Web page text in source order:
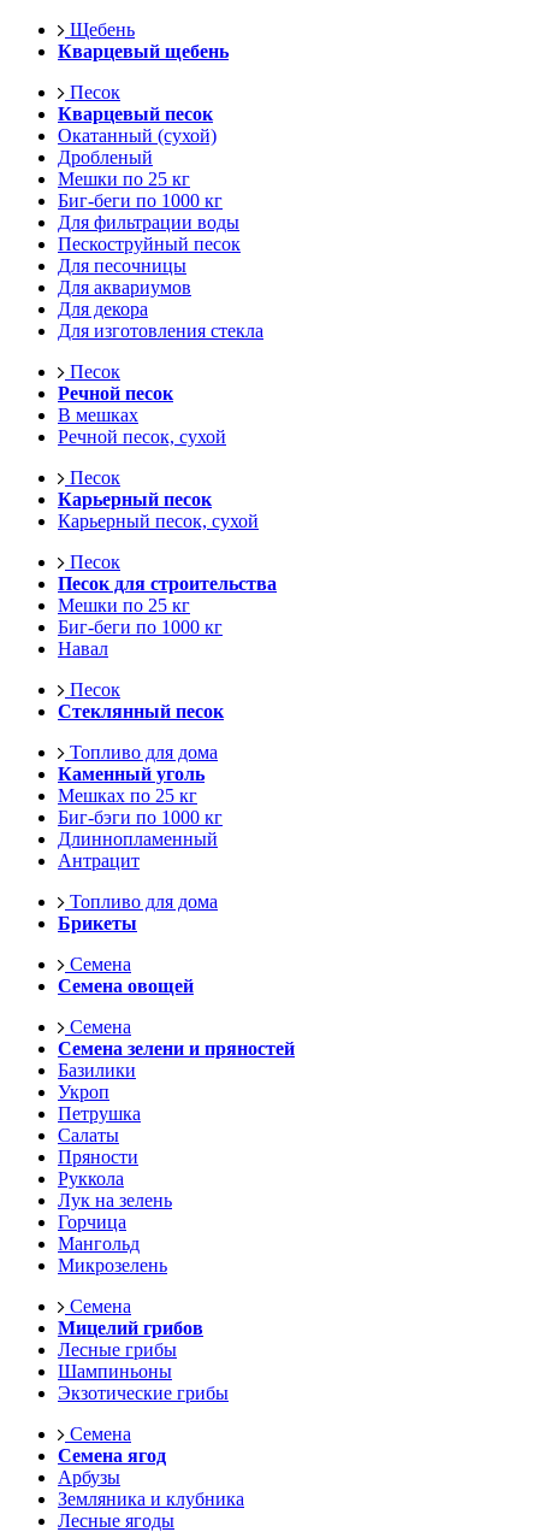
Щебень
Кварцевый щебень
Песок
Кварцевый песок
Окатанный (сухой)
Дробленый
Мешки по 25 кг
Биг-беги по 1000 кг
Для фильтрации воды
Пескоструйный песок
Для песочницы
Для аквариумов
Для декора
Для изготовления стекла
Песок
Речной песок
В мешках
Речной песок, сухой
Песок
Карьерный песок
Карьерный песок, сухой
Песок
Песок для строительства
Мешки по 25 кг
Биг-беги по 1000 кг
Навал
Песок
Стеклянный песок
Топливо для дома
Каменный уголь
Мешках по 25 кг
Биг-бэги по 1000 кг
Длиннопламенный
Антрацит
Топливо для дома
Брикеты
Семена
Семена овощей
Семена
Семена зелени и пряностей
Базилики
Укроп
Петрушка
Салаты
Пряности
Руккола
Лук на зелень
Горчица
Мангольд
Микрозелень
Семена
Мицелий грибов
Лесные грибы
Шампиньоны
Экзотические грибы
Семена
Семена ягод
Арбузы
Земляника и клубника
Лесные ягоды